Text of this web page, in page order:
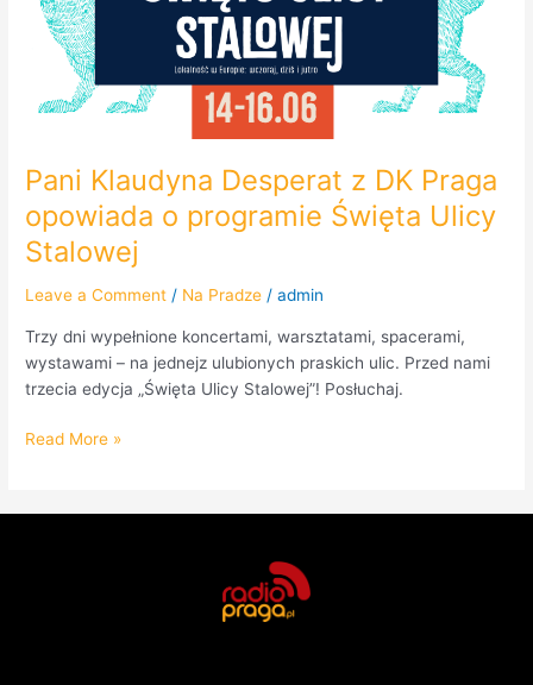
Pani Klaudyna Desperat z DK Praga
opowiada o programie Święta Ulicy
Stalowej
Leave a Comment / Na Pradze /admin
Trzy dni wypełnione koncertami, warsztatami, spacerami,
wystawami – na jednejz ulubionych praskich ulic. Przed nami
trzecia edycja „Święta Ulicy Stalowej”! Posłuchaj.
Praga
opowiada
programie
Stalowej
Read More »